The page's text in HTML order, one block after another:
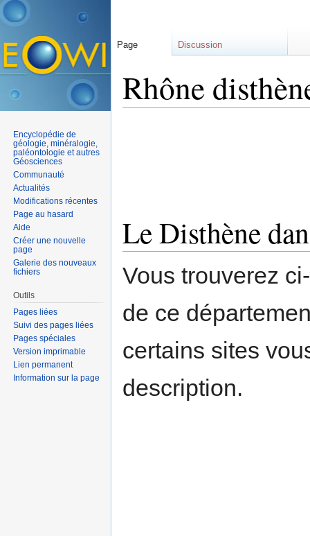
Rhône
Le Disthène
Vous trouverez
de ce
certains sites
description.
Page Discussion
Encyclopédie de
géologie, minéralogie,
paléontologie et autres
Géosciences
Communauté
Actualités
Modifications récentes
Page au hasard
Aide
Créer une nouvelle
page
Galerie des nouveaux
fichiers
Outils
Pages liées
Suivi des pages liées
Pages spéciales
Version imprimable
Lien permanent
Information sur la page